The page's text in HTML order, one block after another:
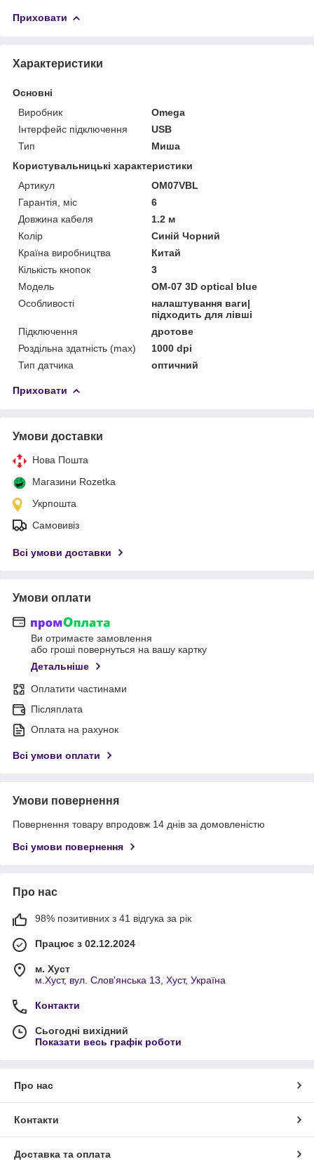
Приховати
Характеристики
Основні
Виробник
Omega
Інтерфейс підключення
USB
Тип
Миша
Користувальницькі характеристики
Артикул
OM07VBL
Гарантія, міс
6
Довжина кабеля
1.2 м
Колір
Синій Чорний
Країна виробництва
Китай
Кількість кнопок
3
Мoдель
OM-07 3D optical blue
Особливості
налаштування ваги|
підходить для лівші
Підключення
дротове
Роздільна здатність (max)
1000 dpi
Тип датчика
оптичний
Приховати
Умови доставки
Нова Пошта
Магазини Rozetka
Укрпошта
Самовивіз
Всі умови доставки
Умови оплати
Ви отримаєте замовлення
або гроші повернуться на вашу картку
Детальніше
Оплатити частинами
Післяплата
Оплата на рахунок
Всі умови оплати
Умови повернення
Повернення товару впродовж 14 днів за домовленістю
Всі умови повернення
Про нас
98% позитивних з 41 відгука за рік
Працює з 02.12.2024
м. Хуст
м.Хуст, вул. Слов'янська 13, Хуст, Україна
Контакти
Сьогодні вихідний
Показати весь графік роботи
Про нас
Контакти
Доставка та оплата